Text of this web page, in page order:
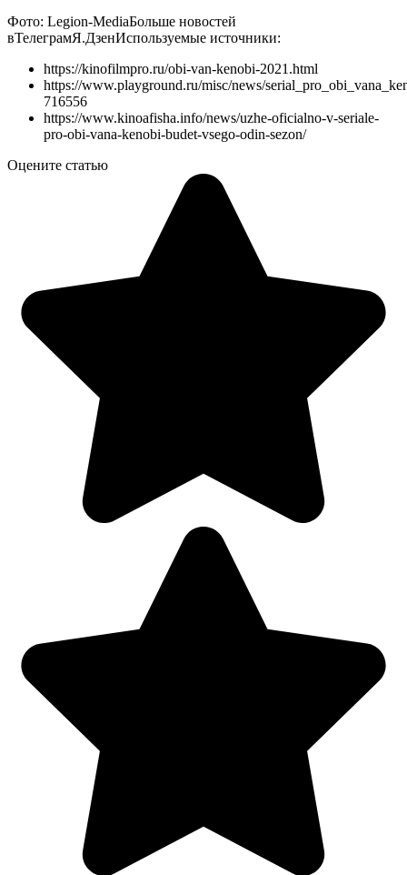
Фото: Legion-MediaБольше новостей
вТелеграмЯ.ДзенИспользуемые источники:
https://kinofilmpro.ru/obi-van-kenobi-2021.html
https://www.playground.ru/misc/news/
716556
https://www.kinoafisha.info/news/uzhe-oficialno-v-seriale-
pro-obi-vana-kenobi-budet-vsego-odin-sezon/
Оцените статью